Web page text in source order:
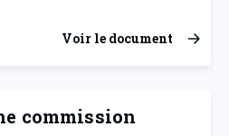
Voir le document
commission